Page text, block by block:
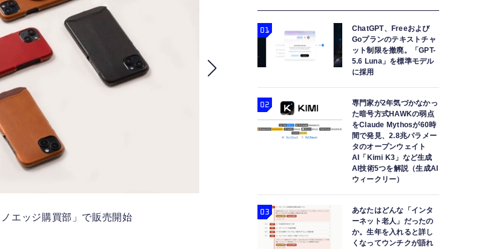
エッジ購買部」で販売開始 MagSafe対応の本革iPhoneケース
ChatGPT、Freeおよび
Goプランのテキストチャ
ット制限を撤廃。「GPT-
5.6 Luna」を標準モデル
に採用
専門家が2年気づかなかっ
た暗号方式HAWKの弱点
をClaude Mythosが60時
間で発見、2.8兆パラメー
タのオープンウェイト
AI「Kimi K3」など生成
AI技術5つを解説（生成AI
ウィークリー）
あなたはどんな「インタ
ーネット老人」だったの
か。生年を入れると詳し
くなってウンチクが語れ